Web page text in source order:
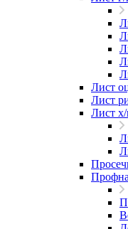
Лист
Лист
Лист